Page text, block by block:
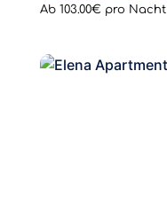
Ab 103.00€ pro Nacht